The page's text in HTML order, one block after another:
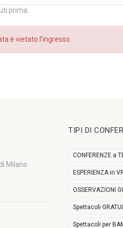
prima.
è vietato l’ingresso.
Milano
TIPI DI
CONFERENZE a
ESPERIENZA in
OSSERVAZIONI
Spettacoli
Spettacoli per